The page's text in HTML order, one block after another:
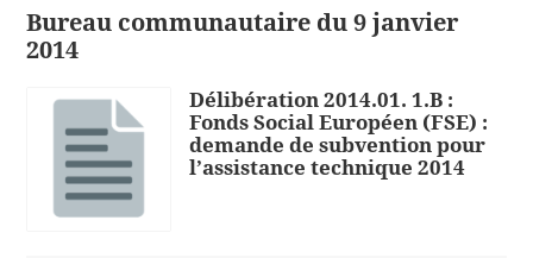
Bureau communautaire du 9 janvier
2014
Délibération 2014.01. 1.B :
Fonds Social Européen (FSE) :
demande de subvention pour
l’assistance technique 2014